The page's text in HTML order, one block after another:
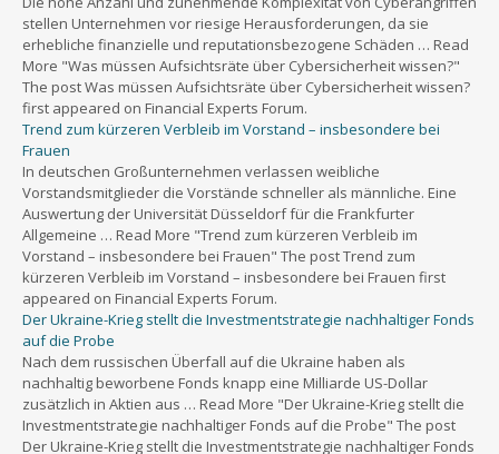
stellen Unternehmen vor riesige Herausforderungen, da sie
erhebliche finanzielle und reputationsbezogene Schäden … Read
More "Was müssen Aufsichtsräte über Cybersicherheit wissen?"
The post Was müssen Aufsichtsräte über Cybersicherheit wissen?
first appeared on Financial Experts Forum.
Trend zum kürzeren Verbleib im Vorstand – insbesondere bei
Frauen
In deutschen Großunternehmen verlassen weibliche
Vorstandsmitglieder die Vorstände schneller als männliche. Eine
Auswertung der Universität Düsseldorf für die Frankfurter
Allgemeine … Read More "Trend zum kürzeren Verbleib im
Vorstand – insbesondere bei Frauen" The post Trend zum
kürzeren Verbleib im Vorstand – insbesondere bei Frauen first
appeared on Financial Experts Forum.
Der Ukraine-Krieg stellt die Investmentstrategie nachhaltiger Fonds
auf die Probe
Nach dem russischen Überfall auf die Ukraine haben als
nachhaltig beworbene Fonds knapp eine Milliarde US-Dollar
zusätzlich in Aktien aus … Read More "Der Ukraine-Krieg stellt die
Investmentstrategie nachhaltiger Fonds auf die Probe" The post
Der Ukraine-Krieg stellt die Investmentstrategie nachhaltiger Fonds